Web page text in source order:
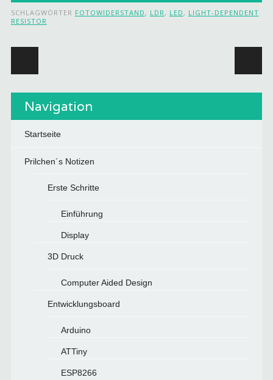
SCHLAGWÖRTER FOTOWIDERSTAND , LDR, LED , LIGHT-DEPENDENT
RESISTOR
Navigation
Startseite
Prilchen´s Notizen
Erste Schritte
Einführung
Display
3D Druck
Computer Aided Design
Entwicklungsboard
Arduino
ATTiny
ESP8266